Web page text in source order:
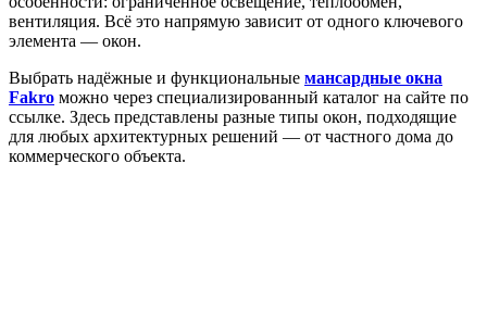
вентиляция. Всё это напрямую зависит от одного ключевого
элемента — окон.
Выбрать надёжные и функциональные мансардные окна
Fakro можно через специализированный каталог на сайте по
ссылке. Здесь представлены разные типы окон, подходящие
для любых архитектурных решений — от частного дома до
коммерческого объекта.